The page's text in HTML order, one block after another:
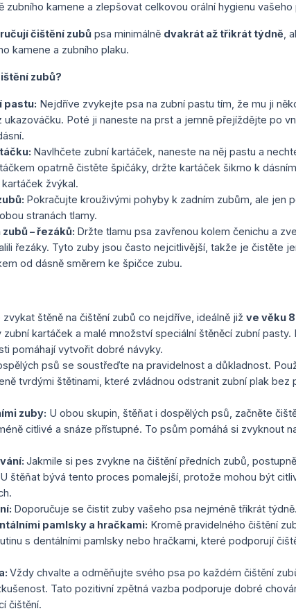
zubního kamene a zlepšovat celkovou orální hygienu vašeho
čištění zubů psa minimálně dvakrát až třikrát týdně ,
kamene a zubního plaku.
zubů?
pastu: Nejdříve zvykejte psa na zubní pastu tím, že mu ji
ukazováčku. Poté ji naneste na prst a jemně přejíždějte po
Navlhčete zubní kartáček, naneste na něj pastu a
opatrně čistěte špičáky, držte kartáček šikmo k
žvýkal.
Pokračujte krouživými pohyby k zadním zubům, ale jen
stranách tlamy.
– řezáků: Držte tlamu psa zavřenou kolem čenichu a
řezáky. Tyto zuby jsou často nejcitlivější, takže je čistěte
od dásně směrem ke špičce zubu.
zvykat štěně na čištění zubů co nejdříve, ideálně již ve věku
kartáček a malé množství speciální štěněcí zubní pasty.
pomáhají vytvořit dobré návyky.
psů se soustřeďte na pravidelnost a důkladnost.
tvrdými štětinami, které zvládnou odstranit zubní plak bez
zuby: U obou skupin, štěňat i dospělých psů, začněte
citlivé a snáze přístupné. To psům pomáhá si zvyknout
Jakmile si pes zvykne na čištění předních zubů,
štěňat bývá tento proces pomalejší, protože mohou být
Doporučuje se čistit zuby vašeho psa nejméně třikrát týdně.
pamlsky a hračkami: Kromě pravidelného čištění
s dentálními pamlsky nebo hračkami, které podporují
Vždy chvalte a odměňujte svého psa po každém čištění
Tato pozitivní zpětná vazba podporuje dobré
čištění.